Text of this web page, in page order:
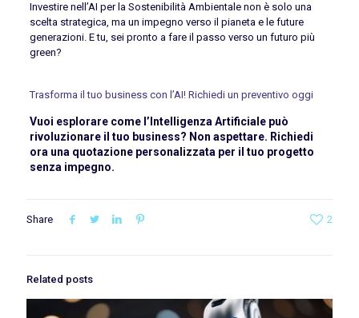
Investire nell’AI per la Sostenibilità Ambientale non è solo una
scelta strategica, ma un impegno verso il pianeta e le future
generazioni. E tu, sei pronto a fare il passo verso un futuro più
green?
Trasforma il tuo business con l’AI! Richiedi un preventivo oggi
Vuoi esplorare come l’Intelligenza Artificiale può
rivoluzionare il tuo business? Non aspettare. Richiedi
ora una quotazione personalizzata per il tuo progetto
senza impegno.
Share 2
Related posts